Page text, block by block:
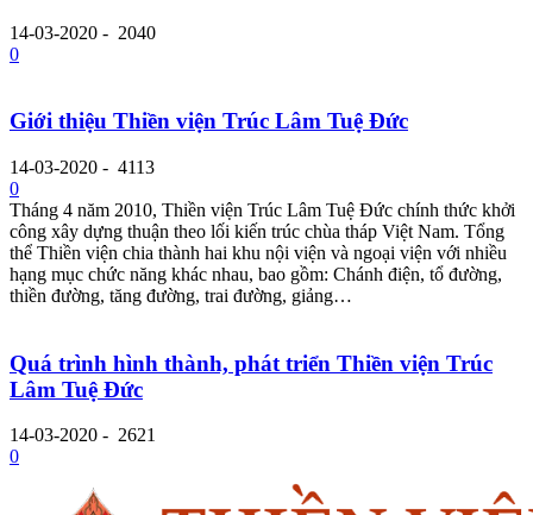
14-03-2020 - 2040
0
Giới thiệu Thiền viện Trúc Lâm Tuệ Đức
14-03-2020 - 4113
0
Tháng 4 năm 2010, Thiền viện Trúc Lâm Tuệ Đức chính thức khởi
công xây dựng thuận theo lối kiến trúc chùa tháp Việt Nam. Tổng
thể Thiền viện chia thành hai khu nội viện và ngoại viện với nhiều
hạng mục chức năng khác nhau, bao gồm: Chánh điện, tổ đường,
thiền đường, tăng đường, trai đường, giảng…
Quá trình hình thành, phát triển Thiền viện Trúc
Lâm Tuệ Đức
14-03-2020 - 2621
0